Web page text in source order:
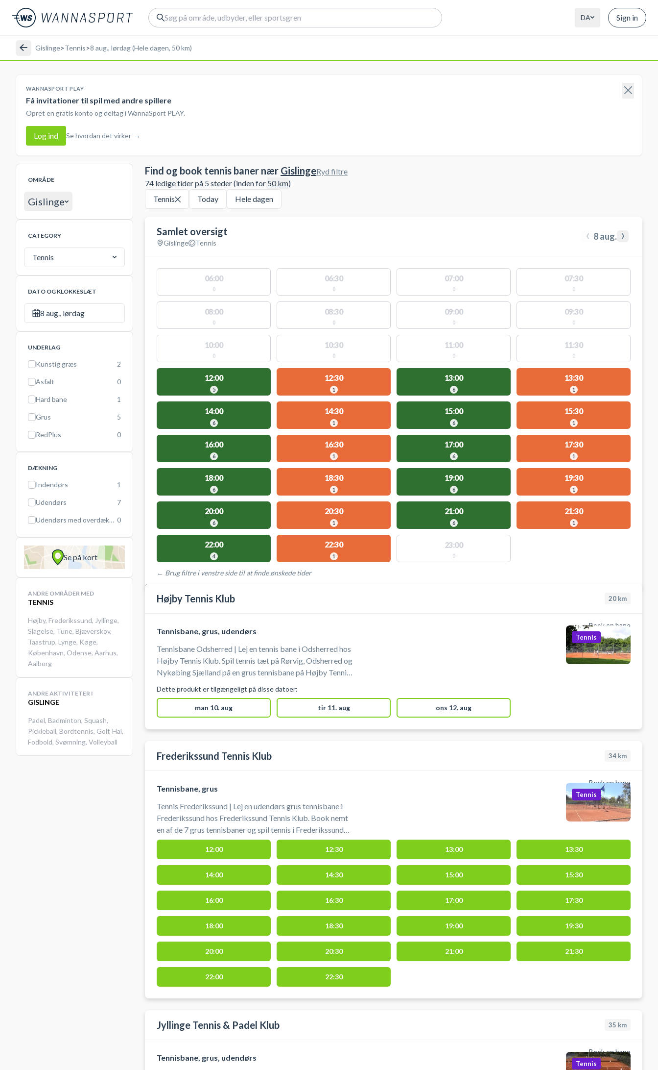
DA Sign in
Gislinge>Tennis>8 aug., lørdag (Hele dagen, 50 km)
WANNASPORT PLAY
Få invitationer til spil med andre spillere
Opret en gratis konto og deltag i WannaSport PLAY.
Log ind Se hvordan det virker →
OMRÅDE
Gislinge
CATEGORY
Tennis
DATO OG KLOKKESLÆT
8 aug., lørdag
UNDERLAG
Kunstig græs 2
Asfalt 0
Hard bane 1
Grus 5
RedPlus 0
DÆKNING
Indendørs 1
Udendørs 7
Udendørs med overdækning 0
Se på kort
ANDRE OMRÅDER MED
TENNIS
Højby, Frederikssund, Jyllinge,
Slagelse, Tune, Bjæverskov,
Taastrup, Lynge, Køge,
København, Odense, Aarhus,
Aalborg
ANDRE AKTIVITETER I
GISLINGE
Padel, Badminton, Squash,
Pickleball, Bordtennis, Golf, Hal,
Fodbold, Svømning, Volleyball
Find og book tennis baner nær Gislinge
74 ledige tider på 5 steder (inden for 50km)
Ryd filtre
Tennis Today Hele dagen
Samlet oversigt
Gislinge Tennis ‹ 8 aug. ›
06:00
0
06:30
0
07:00
0
07:30
0
08:00
0
08:30
0
09:00
0
09:30
0
10:00
0
10:30
0
11:00
0
11:30
0
12:00
5
12:30
1
13:00
6
13:30
1
14:00
6
14:30
1
15:00
6
15:30
1
16:00
6
16:30
1
17:00
6
17:30
1
18:00
6
18:30
1
19:00
6
19:30
1
20:00
6
20:30
1
21:00
6
21:30
1
22:00
4
22:30
1
23:00
0
← Brug filtre i venstre side til at finde ønskede tider
STEDER MED LEDIGE AKTIVITETER
Højby Tennis Klub 20 km
Book en bane
Tennisbane, grus, udendørs
Tennisbane Odsherred | Lej en tennis bane i Odsherred hos
Højby Tennis Klub. Spil tennis tæt på Rørvig, Odsherred og
Nykøbing Sjælland på en grus tennisbane på Højby Tennis
Tennis Klub er udendørs grus tennisbaner. Der er gratis
parkering lige ved tennisbanerne på Stårupvej 4, 4573
Højby, som man nemt kommer til i bil fra Nykøbing
Sjælland og sommerhusene i Odsherred og Rørvig.
Tennis
Dette produkt er tilgængeligt på disse datoer:
man 10. aug tir 11. aug ons 12. aug
Frederikssund Tennis Klub 34 km
Book en bane
Tennisbane, grus
Tennis Frederikssund | Lej en udendørs grus tennisbane i
Frederikssund hos Frederikssund Tennis Klub. Book nemt
en af de 7 grus tennisbaner og spil tennis i Frederikssund
på et tennisanlæg beliggende i naturskønne omgivelser. Du
kan parkere gratis ved tennisbanerne, når du booker en
tennisbane hos FTK. Tennisanlægget er derfor også
velbesøgt af tennisspilere fra nabobyer som Slangerup,
Jægerspris, Gerlev og Ølstykke.
Tennis
12:00 12:30 13:00 13:30
14:00 14:30 15:00 15:30
16:00 16:30 17:00 17:30
18:00 18:30 19:00 19:30
20:00 20:30 21:00 21:30
22:00 22:30
Jyllinge Tennis & Padel Klub 35 km
Book en bane
Tennisbane, grus, udendørs
Tennis